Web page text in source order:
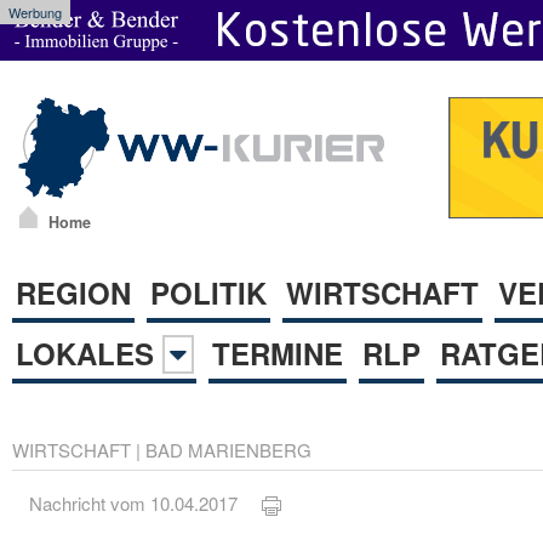
Werbung
Home
REGION POLITIK WIRTSCHAFT
LOKALES
TERMINE RLP
WIRTSCHAFT | BAD MARIENBERG
Nachricht vom 10.04.2017